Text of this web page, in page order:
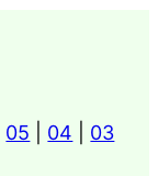
05 04
03